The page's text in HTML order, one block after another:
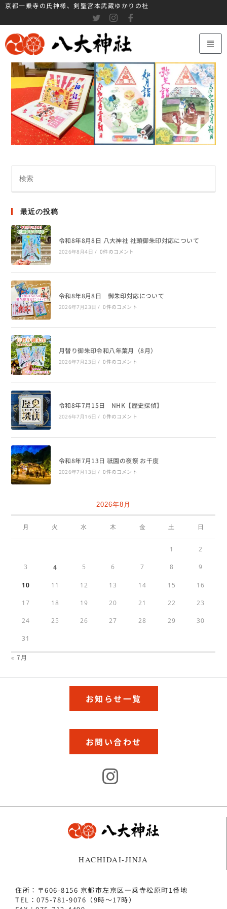
京都一乗寺の氏神様、剣聖宮本武蔵ゆかりの社
最近の投稿
令和8年8月8日 八大神社 社頭御朱印対応について
2026年8月4日 / 0件のコメント
令和8年8月8日 御朱印対応について
2026年7月23日 / 0件のコメント
月替り御朱印令和八年葉月（8月）
2026年7月23日 / 0件のコメント
令和8年7月15日 NHK【歴史探偵】
2026年7月16日 / 0件のコメント
令和8年7月13日 祇園の夜祭 お千度
2026年7月13日 / 0件のコメント
2026年8月
月 火 水 木 金 土 日
1 2
3 4 5 6 7 8 9
10 11 12 13 14 15 16
17 18 19 20 21 22 23
24 25 26 27 28 29 30
31
« 7月
お知らせ一覧
お問い合わせ
HACHIDAI-JINJA
住所：〒606-8156 京都市左京区一乗寺松原町1番地
TEL：075-781-9076（9時～17時）